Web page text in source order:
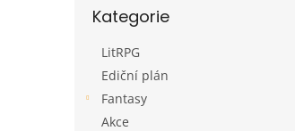
kategorie
Kategorie
LitRPG
Ediční plán
Fantasy
Akce